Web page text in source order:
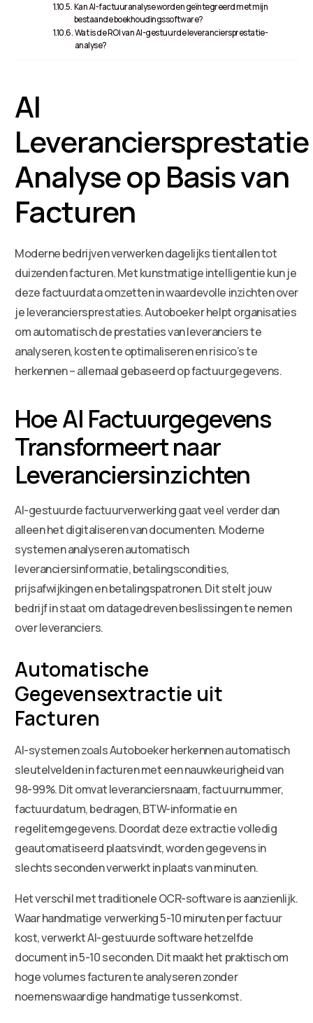
Kan AI-factuuranalyse worden geïntegreerd met mijn
bestaande boekhoudingssoftware?
Wat is de ROI van AI-gestuurde leveranciersprestatie-
analyse?
AI
Leveranciersprestatie
Analyse op Basis van
Facturen
Moderne bedrijven verwerken dagelijks tientallen tot
duizenden facturen. Met kunstmatige intelligentie kun je
deze factuurdata omzetten in waardevolle inzichten over
je leveranciersprestaties. Autoboeker helpt organisaties
om automatisch de prestaties van leveranciers te
analyseren, kosten te optimaliseren en risico’s te
herkennen – allemaal gebaseerd op factuurgegevens.
Hoe AI Factuurgegevens
Transformeert naar
Leveranciersinzichten
AI-gestuurde factuurverwerking gaat veel verder dan
alleen het digitaliseren van documenten. Moderne
systemen analyseren automatisch
leveranciersinformatie, betalingscondities,
prijsafwijkingen en betalingspatronen. Dit stelt jouw
bedrijf in staat om datagedreven beslissingen te nemen
over leveranciers.
Automatische
Gegevensextractie uit
Facturen
AI-systemen zoals Autoboeker herkennen automatisch
sleutelvelden in facturen met een nauwkeurigheid van
98-99%. Dit omvat leveranciersnaam, factuurnummer,
factuurdatum, bedragen, BTW-informatie en
regelitemgegevens. Doordat deze extractie volledig
geautomatiseerd plaatsvindt, worden gegevens in
slechts seconden verwerkt in plaats van minuten.
Het verschil met traditionele OCR-software is aanzienlijk.
Waar handmatige verwerking 5-10 minuten per factuur
kost, verwerkt AI-gestuurde software hetzelfde
document in 5-10 seconden. Dit maakt het praktisch om
hoge volumes facturen te analyseren zonder
noemenswaardige handmatige tussenkomst.